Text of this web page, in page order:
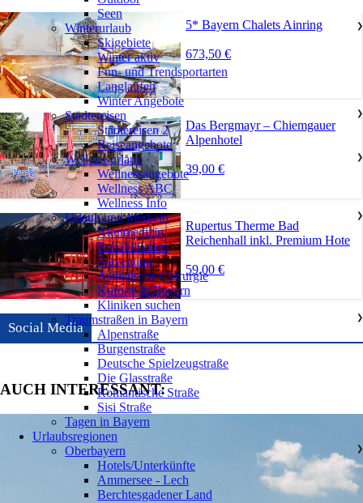
5* Bayern Chalets Ainring
673,50 €
Das Bergmayr – Chiemgauer
Alpenhotel
39,00 €
Rupertus Therme Bad
Reichenhall inkl. Premium Hote
59,00 €
Social Media
AUCH INTERESSANT:
Seen
Winterurlaub
❯
Skigebiete
Winter aktiv
Fun- und Trendsportarten
Langlaufen
Winter Angebote
Städtereisen
❯
Städtereisen 2
Reiseangebote
Wellnessurlaub
❯
Wellnessangebote
Wellness ABC
Wellness Info
Urlaub und Medizin
❯
Akutmedizin
Rehabilitation
Prävention
Ästhetische Chirurgie
Kurorte in Bayern
Kliniken suchen
Traumstraßen in Bayern
❯
Alpenstraße
Burgenstraße
Deutsche Spielzeugstraße
Die Glasstraße
Romantische Straße
Sisi Straße
Tagen in Bayern
Urlaubsregionen
Oberbayern
❯
Hotels/Unterkünfte
Ammersee - Lech
Berchtesgadener Land